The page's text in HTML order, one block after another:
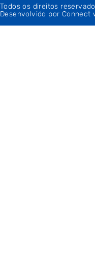
Todos os direitos
Desenvolvido por Connect